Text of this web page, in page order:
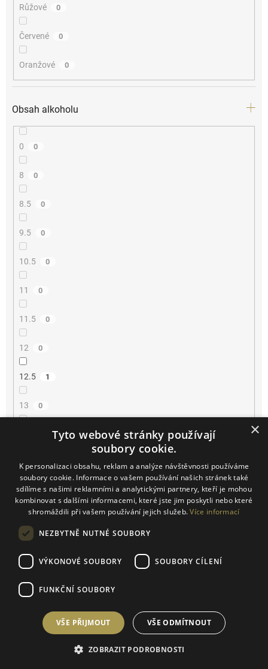
Růžové 0
Červené 0
Oranžové 0
Obsah alkoholu
0 0
8 0
8.5 0
9.5 0
10.5 0
11 0
11.5 0
12 0
12.5 1
13 0
14 0
14.2 0
×
Tyto webové stránky používají
soubory cookie.
K personalizaci obsahu, reklam a analýze návštěvnosti používáme
soubory cookie. Informace o vašem používání našich stránek také
sdílíme s našimi reklamními a analytickými partnery, kteří je mohou
kombinovat s dalšími informacemi, které jste jim poskytli nebo které
shromáždili při vašem používání jejich služeb.Více informací
NEZBYTNĚ NUTNÉ SOUBORY
VÝKONOVÉ SOUBORY SOUBORY CÍLENÍ
FUNKČNÍ SOUBORY
VŠE PŘIJMOUT VŠE ODMÍTNOUT
ZOBRAZIT PODROBNOSTI